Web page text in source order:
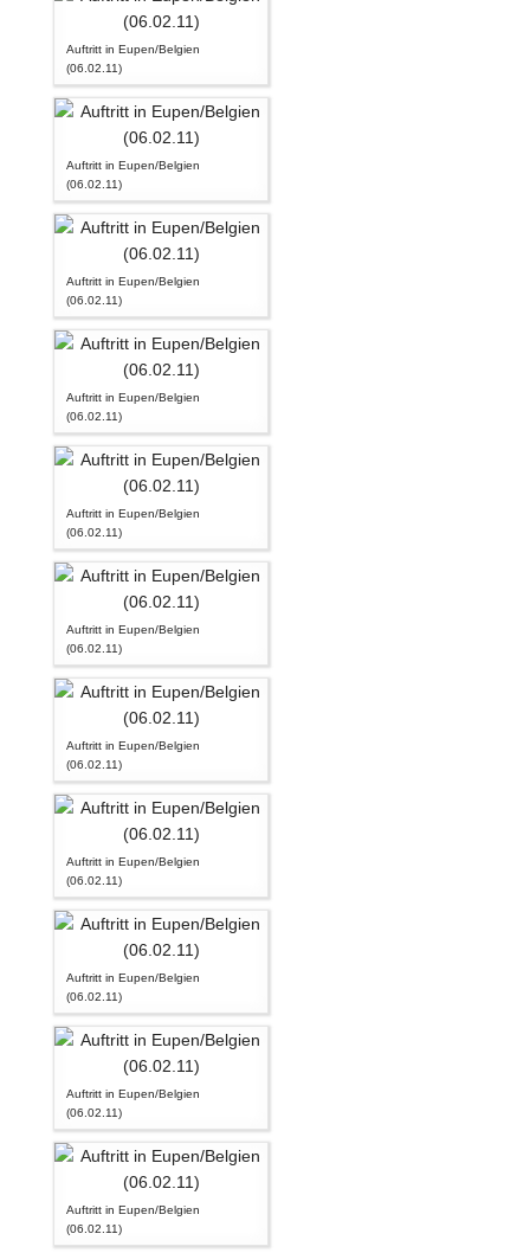
Auftritt in Eupen/Belgien
(06.02.11)
Auftritt in Eupen/Belgien
(06.02.11)
Auftritt in Eupen/Belgien
(06.02.11)
Auftritt in Eupen/Belgien
(06.02.11)
Auftritt in Eupen/Belgien
(06.02.11)
Auftritt in Eupen/Belgien
(06.02.11)
Auftritt in Eupen/Belgien
(06.02.11)
Auftritt in Eupen/Belgien
(06.02.11)
Auftritt in Eupen/Belgien
(06.02.11)
Auftritt in Eupen/Belgien
(06.02.11)
Auftritt in Eupen/Belgien
(06.02.11)